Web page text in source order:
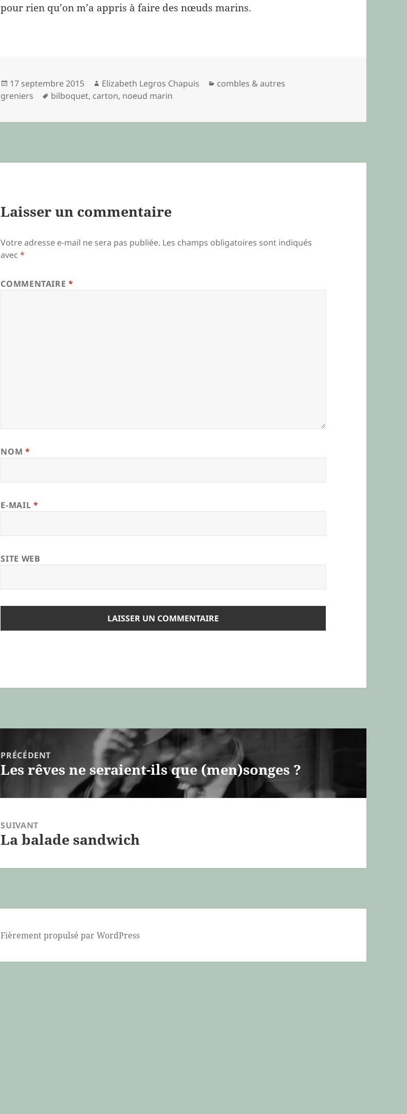
pour rien qu’on m’a appris à faire des nœuds marins.
Publié
le
17 septembre 2015 Auteur
Elizabeth Legros Chapuis Catégories
combles & autres
greniers
Mots-
bilboquet, carton, noeud marin
Laisser un commentaire
Votre adresse e-mail ne sera pas publiée. Les champs obligatoires sont indiqués
avec*
COMMENTAIRE*
NOM *
E-MAIL *
SITE WEB
PRÉCÉDENT
Article
Les rêves ne seraient-ils que (men)songes ?
SUIVANT
Article
La balade sandwich
Fièrement propulsé par WordPress